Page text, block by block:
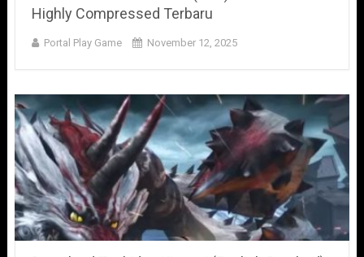
Highly Compressed Terbaru
Portal Play Game November 12, 2025